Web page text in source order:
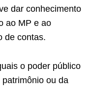
dar conhecimento
ao MP e ao
de contas.
o poder público
ou da